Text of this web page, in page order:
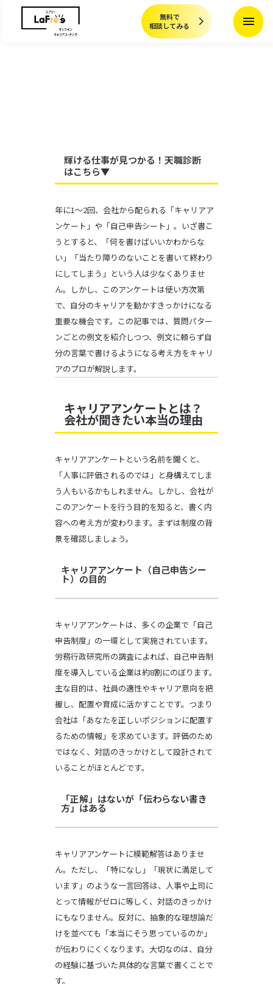
無料で
相談してみる
menu
輝ける仕事が見つかる！天職診断
はこちら▼
年に1〜2回、会社から配られる「キャリアア
ンケート」や「自己申告シート」。いざ書こ
うとすると、「何を書けばいいかわからな
い」「当たり障りのないことを書いて終わり
にしてしまう」という人は少なくありませ
ん。しかし、このアンケートは使い方次第
で、自分のキャリアを動かすきっかけになる
重要な機会です。この記事では、質問パター
ンごとの例文を紹介しつつ、例文に頼らず自
分の言葉で書けるようになる考え方をキャリ
アのプロが解説します。
キャリアアンケートとは？
会社が聞きたい本当の理由
キャリアアンケートという名前を聞くと、
「人事に評価されるのでは」と身構えてしま
う人もいるかもしれません。しかし、会社が
このアンケートを行う目的を知ると、書く内
容への考え方が変わります。まずは制度の背
景を確認しましょう。
キャリアアンケート（自己申告シー
ト）の目的
キャリアアンケートは、多くの企業で「自己
申告制度」の一環として実施されています。
労務行政研究所の調査によれば、自己申告制
度を導入している企業は約8割にのぼります。
主な目的は、社員の適性やキャリア意向を把
握し、配置や育成に活かすことです。つまり
会社は「あなたを正しいポジションに配置す
るための情報」を求めています。評価のため
ではなく、対話のきっかけとして設計されて
いることがほとんどです。
「正解」はないが「伝わらない書き
方」はある
キャリアアンケートに模範解答はありませ
ん。ただし、「特になし」「現状に満足して
います」のような一言回答は、人事や上司に
とって情報がゼロに等しく、対話のきっかけ
にもなりません。反対に、抽象的な理想論だ
けを並べても「本当にそう思っているのか」
が伝わりにくくなります。大切なのは、自分
の経験に基づいた具体的な言葉で書くことで
す。